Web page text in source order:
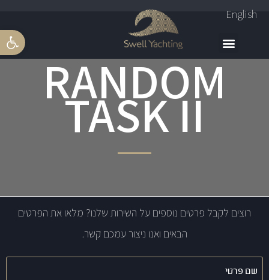
פתח
English
RANDOM
TASK II
רוצים לקבל פרטים נוספים על השירות שלנו? מלאו את הפרטים
הבאים ואנו ניצור עמכם קשר.
שם
פרטי